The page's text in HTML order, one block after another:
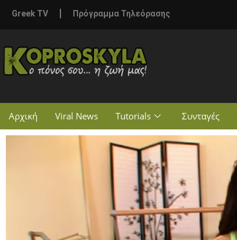
Greek TV Πρόγραμμα Τηλεόρασης
Αρχική Viral News Tutorials Συνταγές